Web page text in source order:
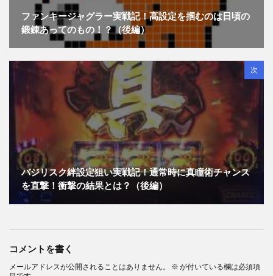
ファンキージャグラー実戦記！高設定を掴むのは日頃の
鍛錬あってのもの！？（後編）
次
バジリスク絆設定狙い実戦記！通常時に真瞳術チャンス
を直撃！衝撃の結果とは？（後編）
コメントを書く
メールアドレスが公開されることはありません。 ※ が付いている欄は必須項